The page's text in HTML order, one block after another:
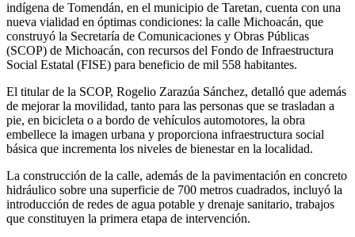
indígena de Tomendán, en el municipio de Taretan, cuenta con una
nueva vialidad en óptimas condiciones: la calle Michoacán, que
construyó la Secretaría de Comunicaciones y Obras Públicas
(SCOP) de Michoacán, con recursos del Fondo de Infraestructura
Social Estatal (FISE) para beneficio de mil 558 habitantes.
El titular de la SCOP, Rogelio Zarazúa Sánchez, detalló que además
de mejorar la movilidad, tanto para las personas que se trasladan a
pie, en bicicleta o a bordo de vehículos automotores, la obra
embellece la imagen urbana y proporciona infraestructura social
básica que incrementa los niveles de bienestar en la localidad.
La construcción de la calle, además de la pavimentación en concreto
hidráulico sobre una superficie de 700 metros cuadrados, incluyó la
introducción de redes de agua potable y drenaje sanitario, trabajos
que constituyen la primera etapa de intervención.